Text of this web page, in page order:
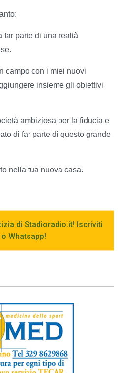
far parte di una realtà
campo con i miei nuovi
insieme gli obiettivi
ambiziosa per la fiducia e
di far parte di questo grande
nella tua nuova casa.
di Stadioradio.it! Iscriviti
Whatsapp!